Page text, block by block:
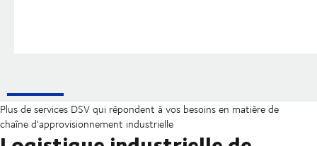
Plus de services DSV qui répondent à vos besoins en matière de
chaîne d'approvisionnement industrielle